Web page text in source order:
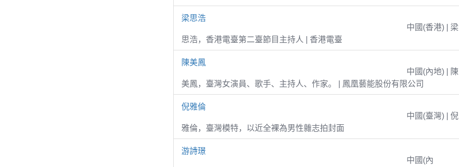
梁思浩
中國(香港) | 梁
思浩，香港電臺第二臺節目主持人 | 香港電臺
陳美鳳
中國(內地) | 陳
美鳳，臺灣女演員、歌手、主持人、作家。 | 鳳凰藝能股份有限公司
倪雅倫
中國(臺灣) | 倪
雅倫，臺灣模特，以近全裸為男性雜志拍封面
游詩璟
中國(內